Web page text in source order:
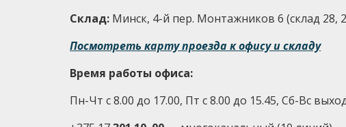
Склад: Минск, 4-й пер. Монтажников 6 (склад 28,
Посмотреть карту проезда к офису и складу
Время работы офиса:
Пн-Чт с 8.00 до 17.00, Пт с 8.00 до 15.45, Сб-Вс